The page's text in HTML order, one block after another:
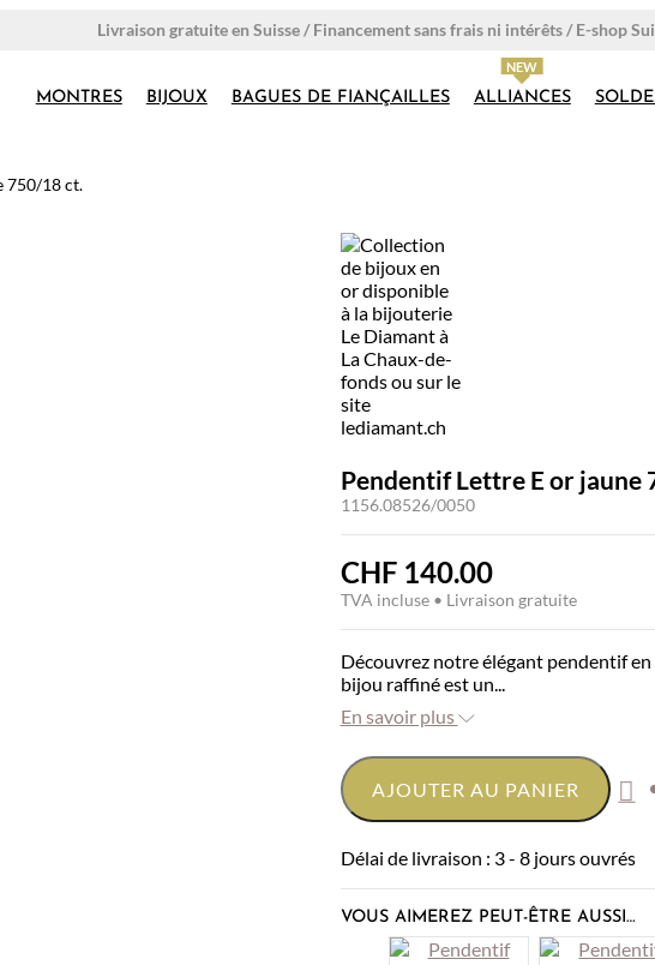
Livraison gratuite en Suisse / Financement sans frais ni intérêts / E-shop
MONTRES BIJOUX BAGUES DE FIANÇAILLES ALLIANCES
750/18 ct.
Pendentif Lettre E or jaune
1156.08526/0050
CHF140.00
TVA incluse • Livraison gratuite
Découvrez notre élégant pendentif
bijou raffiné est un...
En savoir plus
AJOUTER AU PANIER
Délai de livraison : 3 - 8 jours ouvrés
VOUS AIMEREZ PEUT-ÊTRE AUSSI…